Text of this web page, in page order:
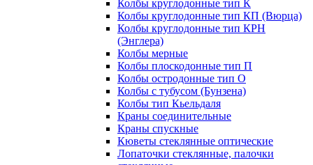
Колбы круглодонные тип К
Колбы круглодонные тип КП (Вюрца)
Колбы круглодонные тип КРН
(Энглера)
Колбы мерные
Колбы плоскодонные тип П
Колбы остродонные тип О
Колбы с тубусом (Бунзена)
Колбы тип Кьельдаля
Краны соединительные
Краны спускные
Кюветы стеклянные оптические
Лопаточки стеклянные, палочки